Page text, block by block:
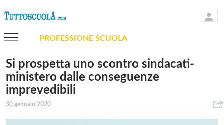
PROFESSIONE SCUOLA
Si prospetta uno scontro sindacati-
ministero dalle conseguenze
imprevedibili
30 gennaio 2020